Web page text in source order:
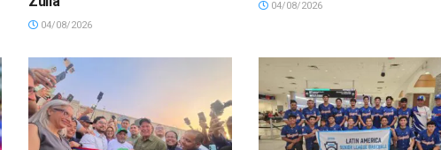
04/08/2026
04/08/2026